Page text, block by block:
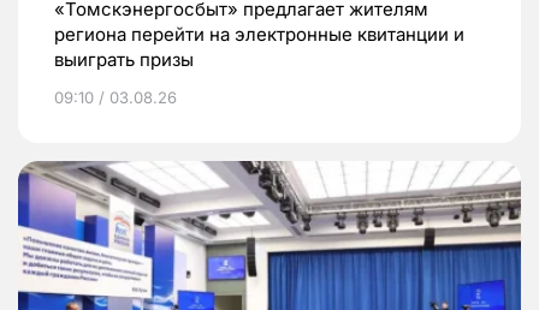
«Томскэнергосбыт» предлагает жителям
региона перейти на электронные квитанции и
выиграть призы
09:10 / 03.08.26